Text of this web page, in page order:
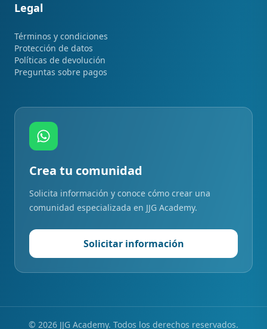
Legal
Términos y condiciones
Protección de datos
Políticas de devolución
Preguntas sobre pagos
Crea tu comunidad
Solicita información y conoce cómo crear una
comunidad especializada en JJG Academy.
Solicitar información
© 2026 JJG Academy. Todos los derechos reservados.